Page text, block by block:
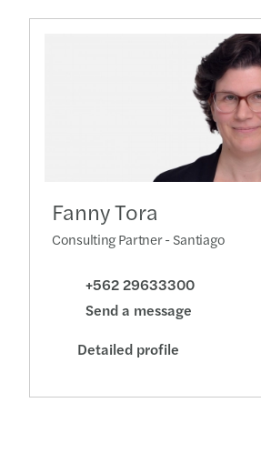
Fanny Tora
Consulting Partner - Santiago
+562 29633300
Send a message
Detailed profile